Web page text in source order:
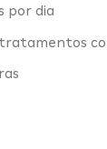
por dia